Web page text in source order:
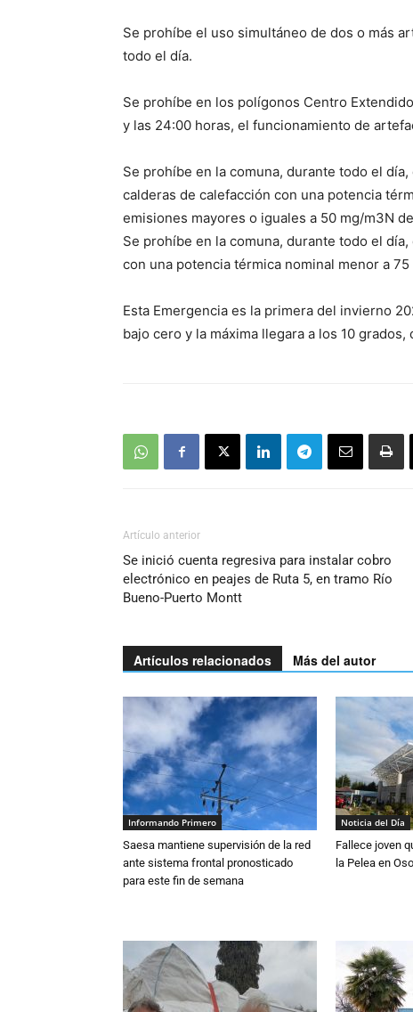
Se prohíbe el uso simultáneo de dos o más
todo el día.
Se prohíbe en los polígonos Centro
y las 24:00 horas, el funcionamiento de
Se prohíbe en la comuna, durante todo el
calderas de calefacción con una potencia
emisiones mayores o iguales a 50 mg/m3N
Se prohíbe en la comuna, durante todo el
con una potencia térmica nominal menor a 75
Esta Emergencia es la primera del invierno
bajo cero y la máxima llegara a los 10
Artículo anterior
Se inició cuenta regresiva para instalar cobro
electrónico en peajes de Ruta 5, en tramo Río
Bueno-Puerto Montt
Artículos relacionados Más del autor
Informando Primero
Saesa mantiene supervisión de la red
ante sistema frontal pronosticado
para este fin de semana
Noticia del Día
Fallece joven
la Pelea en